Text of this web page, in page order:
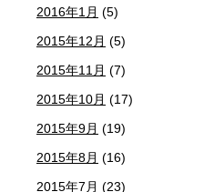
2016年1月 (5)
2015年12月 (5)
2015年11月 (7)
2015年10月 (17)
2015年9月 (19)
2015年8月 (16)
2015年7月 (23)